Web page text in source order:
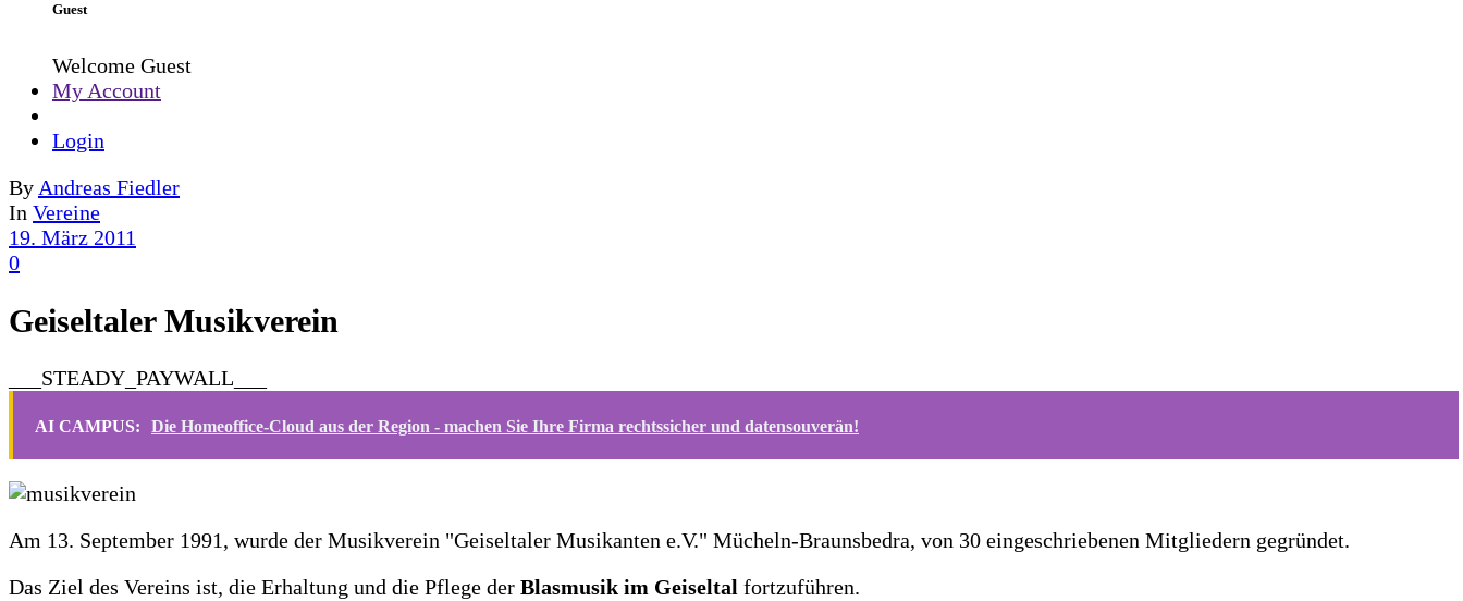
Guest
Welcome Guest
My Account
Login
By Andreas Fiedler
In Vereine
19. März 2011
0
Geiseltaler Musikverein
___STEADY_PAYWALL___
AI CAMPUS: Die Homeoffice-Cloud aus der Region - machen Sie Ihre Firma rechtssicher und datensouverän!
Am 13. September 1991, wurde der Musikverein "Geiseltaler Musikanten e.V." Mücheln-Braunsbedra, von 30 eingeschriebenen Mitgliedern gegründet.
Das Ziel des Vereins ist, die Erhaltung und die Pflege der Blasmusik im Geiseltal fortzuführen.